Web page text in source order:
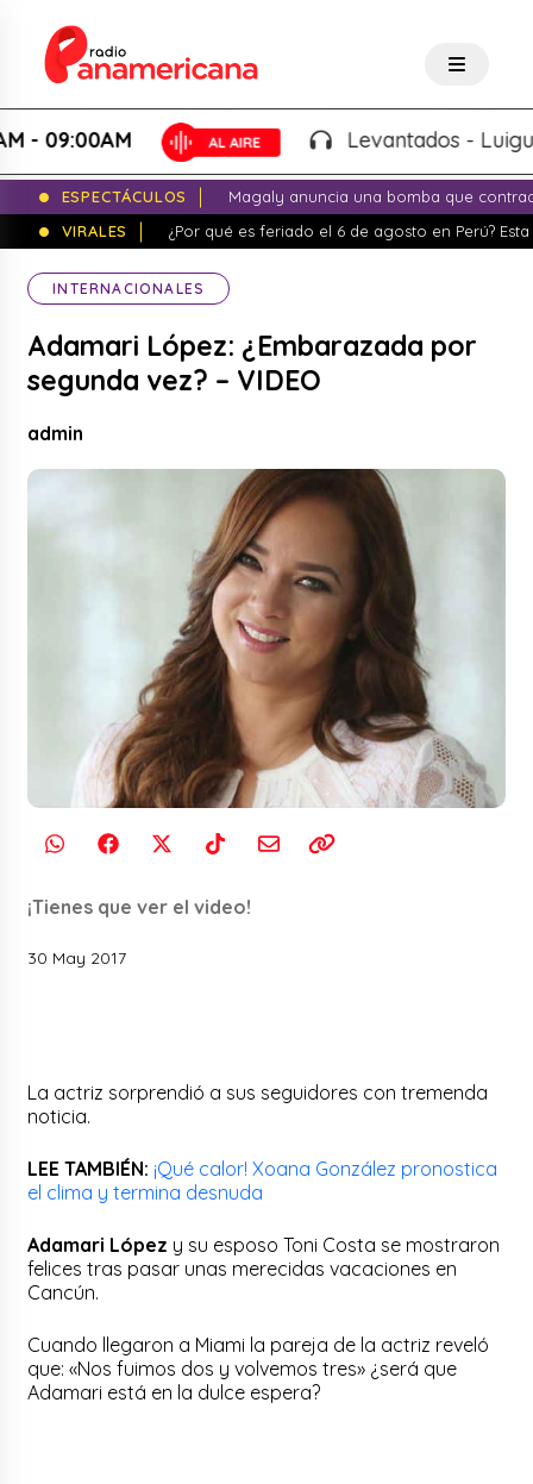
Levantados - Luigui
ESPECTÁCULOS
Magaly anuncia una bomba que
VIRALES
¿Por qué es feriado el 6 de agosto en Perú?
INTERNACIONALES
Adamari López: ¿Embarazada por
segunda vez? – VIDEO
admin
¡Tienes que ver el video!
30 May 2017
La actriz sorprendió a sus seguidores con tremenda
noticia.
LEE TAMBIÉN: ¡Qué calor! Xoana González pronostica
el clima y termina desnuda
Adamari López y su esposo Toni Costa se mostraron
felices tras pasar unas merecidas vacaciones en
Cancún.
Cuando llegaron a Miami la pareja de la actriz reveló
que: «Nos fuimos dos y volvemos tres» ¿será que
Adamari está en la dulce espera?